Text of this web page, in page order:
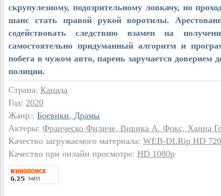
скрупулезному, подозрительному ловкачу, но
шанс стать правой рукой воротилы.
содействовать следствию взамен на
самостоятельно придуманный алгоритм и
побега в чужом авто, парень заручается доверием
полиции.
Страна: Канада
Год: 2020
Жанр:: Боевики, Драмы
Актеры: Франческо Филиче, Вивика А. Фокс, Ханна
Качество загружаемого материала: WEB-DLRip HD
Качество при онлайн просмотре: HD 1080p